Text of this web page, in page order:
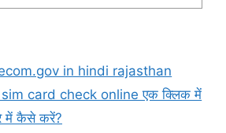
in hindi rajasthan
card check online एक क्लिक में
में कैसे करें?